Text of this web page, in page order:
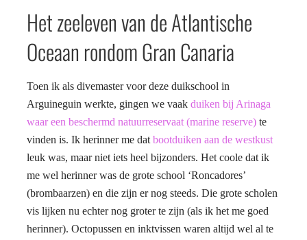
Het zeeleven van de Atlantische
Oceaan rondom Gran Canaria
Toen ik als divemaster voor deze duikschool in
Arguineguin werkte, gingen we vaak duiken bij Arinaga
waar een beschermd natuurreservaat (marine reserve) te
vinden is. Ik herinner me dat bootduiken aan de westkust
leuk was, maar niet iets heel bijzonders. Het coole dat ik
me wel herinner was de grote school ‘Roncadores’
(brombaarzen) en die zijn er nog steeds. Die grote scholen
vis lijken nu echter nog groter te zijn (als ik het me goed
herinner). Octopussen en inktvissen waren altijd wel al te